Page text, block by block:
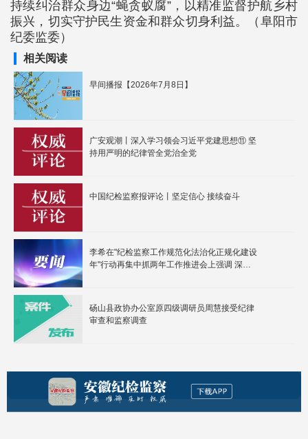
持续纠治群众身边“蝇贪蚁腐”，以精准监督护航乡村
振兴，切实守护民生资金和群众切身利益。（阜阳市
纪委监委）
相关阅读
早间播报【2026年7月8日】
广安观潮丨深入学习领会习近平党建思想⑪ 坚
持用严明的纪律管全党治全党
中国纪检监察报评论丨坚定信心 接续奋斗
李希在"纪检监察工作规范化法治化正规化建设
年"行动再集中抓两年工作推进会上强调 深入
砀山县政协办公室原四级调研员周慧接受纪律
审查和监察调查